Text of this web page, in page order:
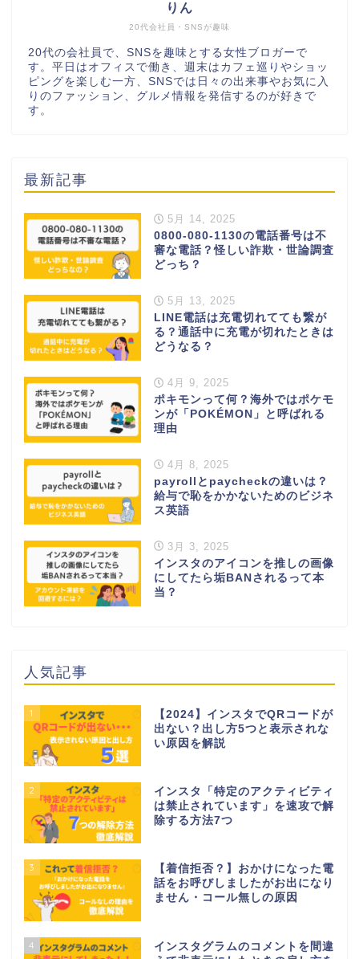
20代会社員・SNSが趣味
りん
20代の会社員で、SNSを趣味とする女性ブロガーで
す。平日はオフィスで働き、週末はカフェ巡りやショッ
ピングを楽しむ一方、SNSでは日々の出来事やお気に入
りのファッション、グルメ情報を発信するのが好きで
す。
最新記事
5月 14, 2025
0800-080-1130の電話番号は不
審な電話？怪しい詐欺・世論調査
どっち？
5月 13, 2025
LINE電話は充電切れてても繋が
る？通話中に充電が切れたときは
どうなる？
4月 9, 2025
ポキモンって何？海外ではポケモ
ンが「POKÉMON」と呼ばれる
理由
4月 8, 2025
payrollとpaycheckの違いは？
給与で恥をかかないためのビジネ
ス英語
3月 3, 2025
インスタのアイコンを推しの画像
にしてたら垢BANされるって本
当？
人気記事
1
【2024】インスタでQRコードが
出ない？出し方5つと表示されな
い原因を解説
2
インスタ「特定のアクティビティ
は禁止されています」を速攻で解
除する方法7つ
3
【着信拒否？】おかけになった電
話をお呼びしましたがお出になり
ません・コール無しの原因
4
インスタグラムのコメントを間違